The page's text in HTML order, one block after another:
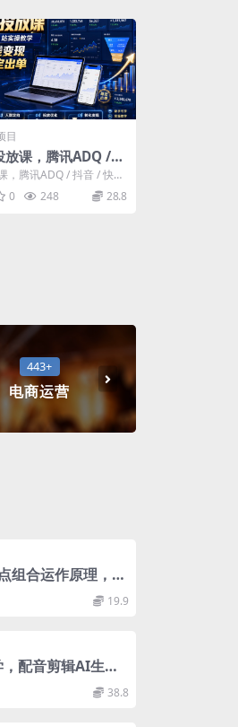
目
放课，腾讯ADQ /
实操教学，手把手
，全套变现拆解稳定
，腾讯ADQ / 抖音 / 快手
手教...
0 248 28.8
443+
电商运营
组合运作原理，颠
19.9
配音剪辑AI生成
38.8